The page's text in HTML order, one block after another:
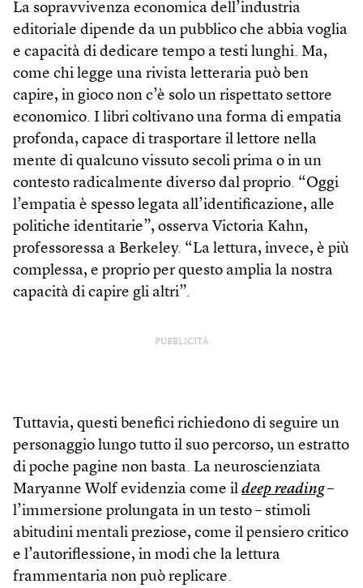
La sopravvivenza economica dell’industria
editoriale dipende da un pubblico che abbia voglia
e capacità di dedicare tempo a testi lunghi. Ma,
come chi legge una rivista letteraria può ben
capire, in gioco non c’è solo un rispettato settore
economico. I libri coltivano una forma di empatia
profonda, capace di trasportare il lettore nella
mente di qualcuno vissuto secoli prima o in un
contesto radicalmente diverso dal proprio. “Oggi
l’empatia è spesso legata all’identificazione, alle
politiche identitarie”, osserva Victoria Kahn,
professoressa a Berkeley. “La lettura, invece, è più
complessa, e proprio per questo amplia la nostra
capacità di capire gli altri”.
PUBBLICITÀ
Tuttavia, questi benefici richiedono di seguire un
personaggio lungo tutto il suo percorso, un estratto
di poche pagine non basta. La neuroscienziata
Maryanne Wolf evidenzia come il deep reading–
l’immersione prolungata in un testo – stimoli
abitudini mentali preziose, come il pensiero critico
e l’autoriflessione, in modi che la lettura
frammentaria non può replicare.